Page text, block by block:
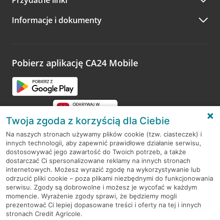
A po wizycie…
Zachęcamy do podzielenia się z nami opinią o wizycie.
opinie.
Informacje i dokumenty
Pobierz aplikację CA24 Mobile
RODO
Regulamin serwisu
Mapa serwisu
PolitykaCookies
Twoja zgoda z korzyścią dla Ciebie
Na naszych stronach używamy plików cookie (tzw. ciasteczek) i
innych technologii, aby zapewnić prawidłowe działanie serwisu,
dostosowywać jego zawartość do Twoich potrzeb, a także
dostarczać Ci spersonalizowane reklamy na innych stronach
internetowych. Możesz wyrazić zgodę na wykorzystywanie lub
odrzucić pliki cookie – poza plikami niezbędnymi do funkcjonowania
serwisu. Zgody są dobrowolne i możesz je wycofać w każdym
momencie. Wyrażenie zgody sprawi, że będziemy mogli
prezentować Ci lepiej dopasowane treści i oferty na tej i innych
stronach Credit Agricole.